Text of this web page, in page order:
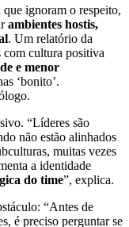
ignoram o respeito,
ambientes hostis,
. Um relatório da
cultura positiva
e menor
‘bonito’.
“Líderes são
não estão alinhados
muitas vezes
a identidade
do time”, explica.
“Antes de
é preciso perguntar se